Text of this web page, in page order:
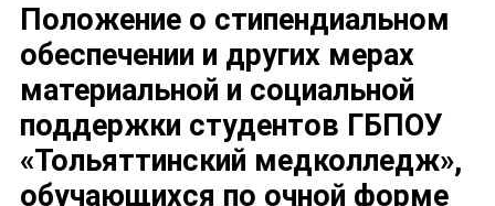
Положение о стипендиальном
обеспечении и других мерах
материальной и социальной
поддержки студентов ГБПОУ
«Тольяттинский медколледж»,
обучающихся по очной форме